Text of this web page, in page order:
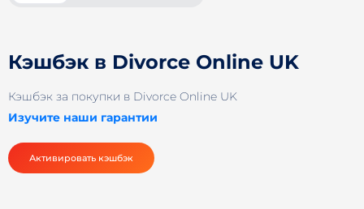
Кэшбэк в Divorce Online UK
Кэшбэк за покупки в Divorce Online UK
Изучите наши гарантии
Активировать кэшбэк